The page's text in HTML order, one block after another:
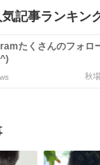
記事ランキン
たくさんのフォロ
秋